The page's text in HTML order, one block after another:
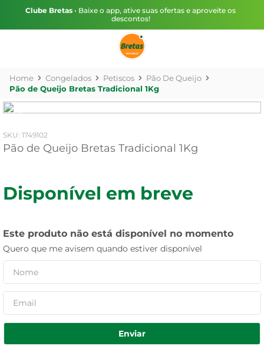
Clube Bretas • Baixe o app, ative suas ofertas e aproveite os
descontos!
Congelados Petiscos
Pão De Queijo
Pão de Queijo Bretas Tradicional 1Kg
: 1749102
Pão de Queijo Bretas Tradicional 1Kg
Disponível em breve
Este produto não está disponível no momento
Quero que me avisem quando estiver disponível
Enviar